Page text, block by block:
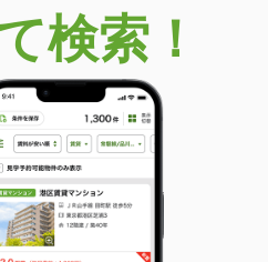
県花巻市豊沢町
万円
県盛岡市門１丁目
検索！